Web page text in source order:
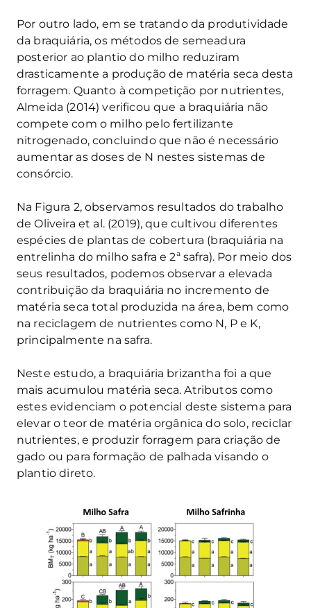
Por outro lado, em se tratando da produtividade
da braquiária, os métodos de semeadura
posterior ao plantio do milho reduziram
drasticamente a produção de matéria seca desta
forragem. Quanto à competição por nutrientes,
Almeida (2014) verificou que a braquiária não
compete com o milho pelo fertilizante
nitrogenado, concluindo que não é necessário
aumentar as doses de N nestes sistemas de
consórcio.
Na Figura 2, observamos resultados do trabalho
de Oliveira et al. (2019), que cultivou diferentes
espécies de plantas de cobertura (braquiária na
entrelinha do milho safra e 2ª safra). Por meio dos
seus resultados, podemos observar a elevada
contribuição da braquiária no incremento de
matéria seca total produzida na área, bem como
na reciclagem de nutrientes como N, P e K,
principalmente na safra.
Neste estudo, a braquiária brizantha foi a que
mais acumulou matéria seca. Atributos como
estes evidenciam o potencial deste sistema para
elevar o teor de matéria orgânica do solo, reciclar
nutrientes, e produzir forragem para criação de
gado ou para formação de palhada visando o
plantio direto.